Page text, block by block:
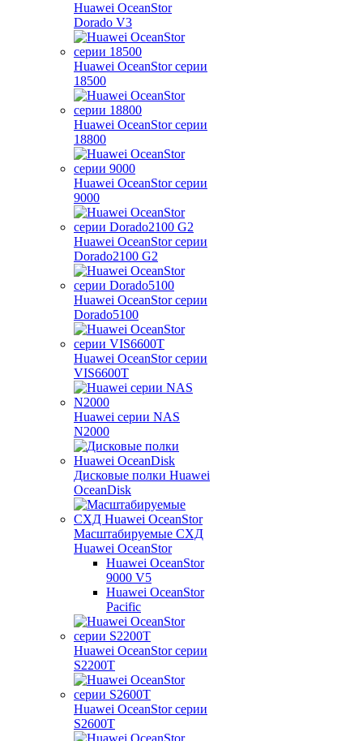
Huawei OceanStor
Dorado V3
Huawei OceanStor серии
18500
Huawei OceanStor серии
18800
Huawei OceanStor серии
9000
Huawei OceanStor серии
Dorado2100 G2
Huawei OceanStor серии
Dorado5100
Huawei OceanStor серии
VIS6600T
Huawei серии NAS
N2000
Дисковые полки Huawei
OceanDisk
Масштабируемые СХД
Huawei OceanStor
Huawei OceanStor
9000 V5
Huawei OceanStor
Pacific
Huawei OceanStor серии
S2200T
Huawei OceanStor серии
S2600T